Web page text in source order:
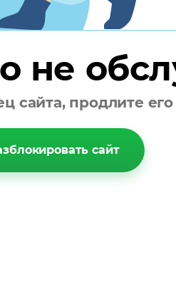
не
сайта, продлите
сайт